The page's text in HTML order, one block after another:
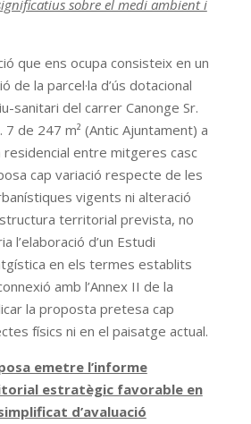
sobre el medi ambient i
que ens ocupa consisteix en un
de la parcel·la d’ús dotacional
sanitari del carrer Canonge Sr.
7 de 247 m² (Antic Ajuntament) a
residencial entre mitgeres casc
cap variació respecte de les
vigents ni alteració
territorial prevista, no
l’elaboració d’un Estudi
en els termes establits
amb l’Annex II de la
la proposta pretesa cap
físics ni en el paisatge actual.
emetre l’informe
estratègic favorable en
d’avaluació